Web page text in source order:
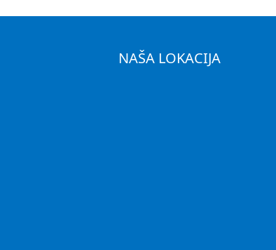
NAŠA LOKACIJA